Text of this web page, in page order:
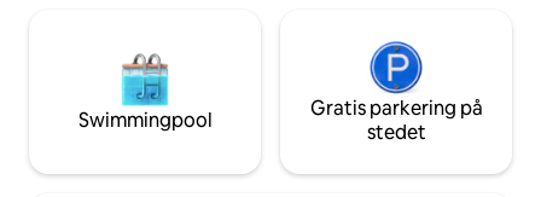
Swimmingpool
Gratis parkering på
stedet